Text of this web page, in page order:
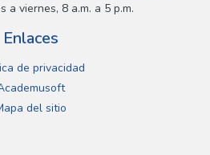
a viernes, 8 a.m. a 5 p.m.
Enlaces
de privacidad
del sitio